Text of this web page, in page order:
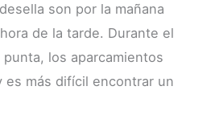
son por la mañana
de la tarde. Durante el
los aparcamientos
es más difícil encontrar un